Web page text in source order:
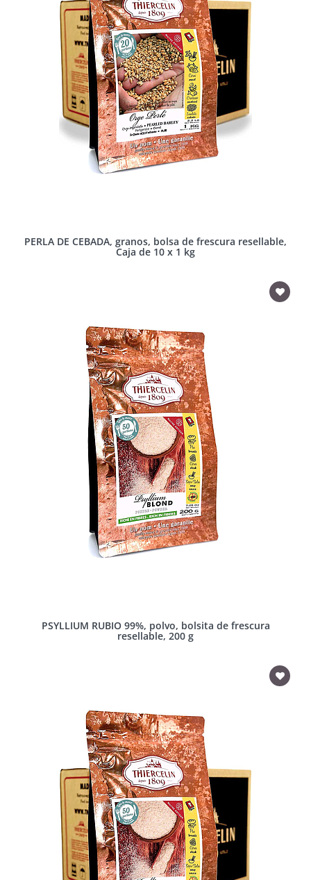
PERLA DE CEBADA, granos, bolsa de frescura resellable,
Caja de 10 x 1 kg
PSYLLIUM RUBIO 99%, polvo, bolsita de frescura
resellable, 200 g